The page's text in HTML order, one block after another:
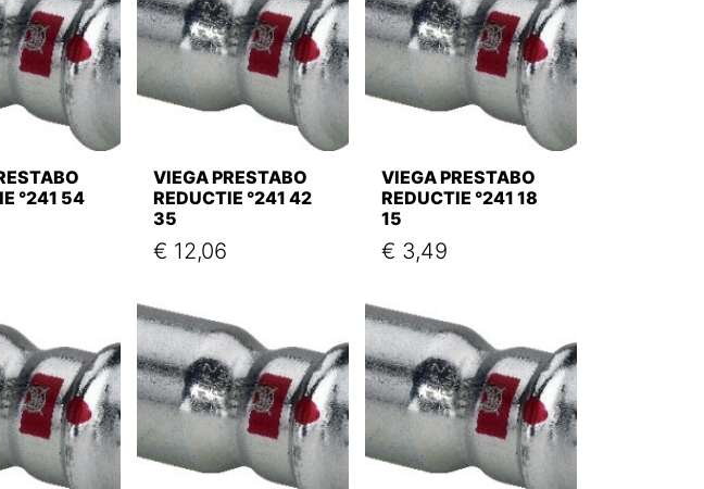
°241 54
VIEGA PRESTABO
REDUCTIE °241 42
35
€ 12,06
VIEGA PRESTABO
REDUCTIE °241 18
15
€ 3,49